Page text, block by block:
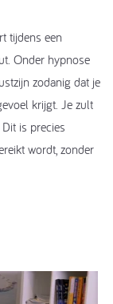
tijdens een
Onder hypnose
zodanig dat je
krijgt. Je zult
is precies
wordt, zonder